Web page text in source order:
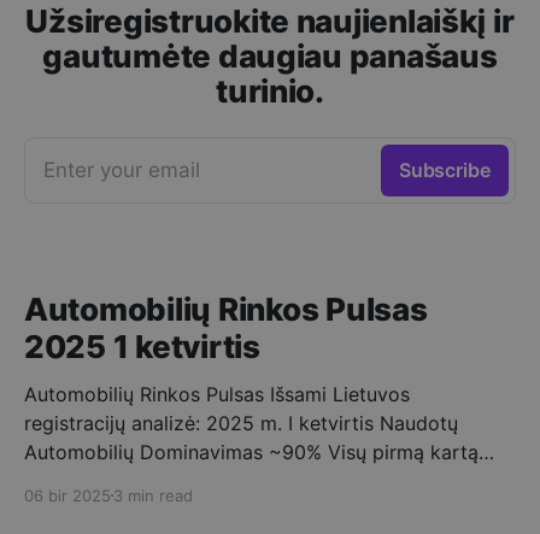
Užsiregistruokite naujienlaiškį ir
gautumėte daugiau panašaus
turinio.
Enter your email Subscribe
Automobilių Rinkos Pulsas
2025 1 ketvirtis
Automobilių Rinkos Pulsas Išsami Lietuvos
registracijų analizė: 2025 m. I ketvirtis Naudotų
Automobilių Dominavimas ~90% Visų pirmą kartą
Importo Amžius 10-15 metų – tipinis Lietuvoje
06 bir 2025 3 min read